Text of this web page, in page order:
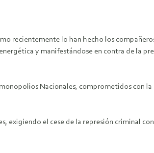
recientemente lo han hecho los
y manifestándose en contra de la
Nacionales, comprometidos con
exigiendo el cese de la represión criminal